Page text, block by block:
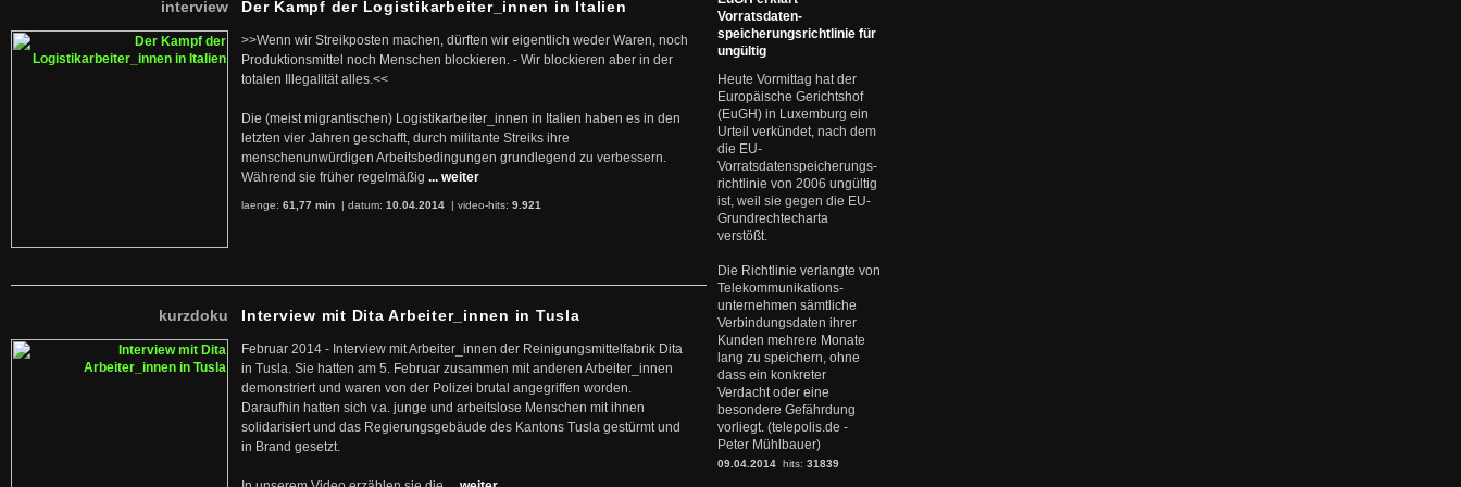
interview Der Kampf der Logistikarbeiter_innen in Italien
>>Wenn wir Streikposten machen, dürften wir eigentlich weder Waren, noch
Produktionsmittel noch Menschen blockieren. - Wir blockieren aber in der
totalen Illegalität alles.<<
Die (meist migrantischen) Logistikarbeiter_innen in Italien haben es in den
letzten vier Jahren geschafft, durch militante Streiks ihre
menschenunwürdigen Arbeitsbedingungen grundlegend zu verbessern.
Während sie früher regelmäßig ... weiter
laenge: 61,77 min | datum: 10.04.2014 | video-hits: 9.921
kurzdoku Interview mit Dita Arbeiter_innen in Tusla
Februar 2014 - Interview mit Arbeiter_innen der Reinigungsmittelfabrik Dita
in Tusla. Sie hatten am 5. Februar zusammen mit anderen Arbeiter_innen
demonstriert und waren von der Polizei brutal angegriffen worden.
Daraufhin hatten sich v.a. junge und arbeitslose Menschen mit ihnen
solidarisiert und das Regierungsgebäude des Kantons Tusla gestürmt und
in Brand gesetzt.
Vorratsdaten-
speicherungsrichtlinie für
ungültig
Heute Vormittag hat der
Europäische Gerichtshof
(EuGH) in Luxemburg ein
Urteil verkündet, nach dem
die EU-
Vorratsdatenspeicherungs-
richtlinie von 2006 ungültig
ist, weil sie gegen die EU-
Grundrechtecharta
verstößt.
Die Richtlinie verlangte von
Telekommunikations-
unternehmen sämtliche
Verbindungsdaten ihrer
Kunden mehrere Monate
lang zu speichern, ohne
dass ein konkreter
Verdacht oder eine
besondere Gefährdung
vorliegt. (telepolis.de -
Peter Mühlbauer)
09.04.2014 hits: 31839